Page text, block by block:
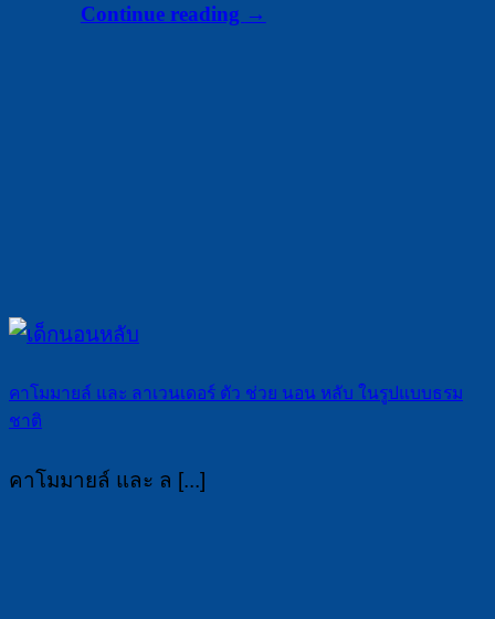
Continue reading →
คาโมมายล์ และ ลาเวนเดอร์ ตัว ช่วย นอน หลับ ในรูปแบบธรม
ชาติ
คาโมมายล์ และ ล [...]